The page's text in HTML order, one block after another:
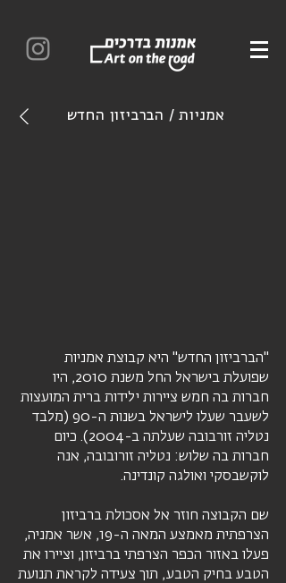
אמניות / הברביזון החדש
"הברביזון החדש" היא קבוצת אמניות
שפועלת בישראל החל משנת 2010, היו
חברות בה חמש ציירות ילידות ברית המועצות
לשעבר שעלו לישראל בשנות ה-90 (מלבד
נטליה זורבובה שעלתה ב-2004). כיום
חברות בה שלוש: נטליה זורובובה, אנה
לוקשבסקי ואולגה קונדינה.
שם הקבוצה חוזר אל אסכולת ברביזון
הצרפתית מאמצע המאה ה-19, אשר אמניה,
פעלו באזור הכפר הצרפתי ברביזון, וציירו את
הטבע בחיק הטבע, תוך צעידה לקראת תנועת